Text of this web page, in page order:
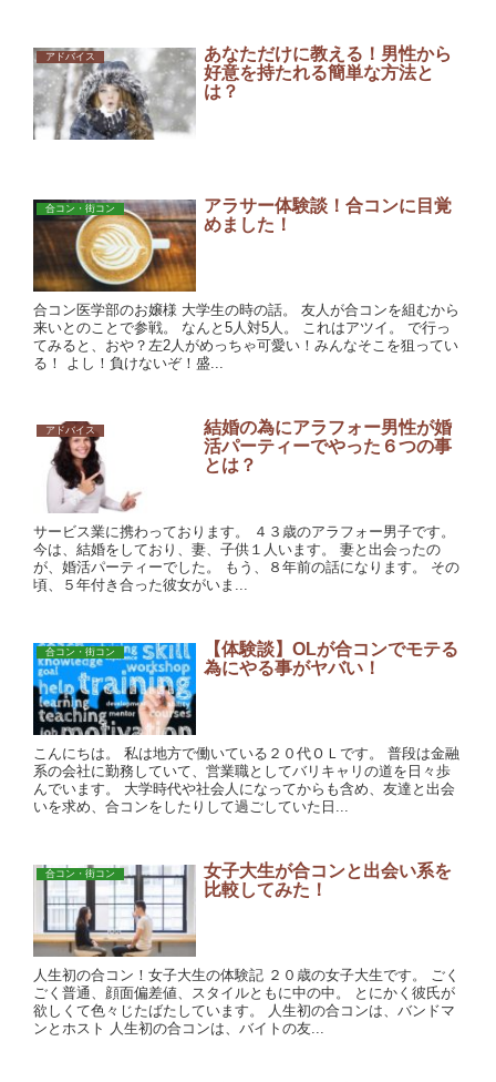
アドバイス
あなただけに教える！男性から
好意を持たれる簡単な方法と
は？
合コン・街コン
アラサー体験談！合コンに目覚
めました！
合コン医学部のお嬢様 大学生の時の話。 友人が合コンを組むから
来いとのことで参戦。 なんと5人対5人。 これはアツイ。 で行っ
てみると、おや？左2人がめっちゃ可愛い！みんなそこを狙ってい
る！ よし！負けないぞ！盛...
アドバイス
結婚の為にアラフォー男性が婚
活パーティーでやった６つの事
とは？
サービス業に携わっております。 ４３歳のアラフォー男子です。
今は、結婚をしており、妻、子供１人います。 妻と出会ったの
が、婚活パーティーでした。 もう、８年前の話になります。 その
頃、５年付き合った彼女がいま...
合コン・街コン
【体験談】OLが合コンでモテる
為にやる事がヤバい！
こんにちは。 私は地方で働いている２０代ＯＬです。 普段は金融
系の会社に勤務していて、営業職としてバリキャリの道を日々歩
んでいます。 大学時代や社会人になってからも含め、友達と出会
いを求め、合コンをしたりして過ごしていた日...
合コン・街コン
女子大生が合コンと出会い系を
比較してみた！
人生初の合コン！女子大生の体験記 ２０歳の女子大生です。 ごく
ごく普通、顔面偏差値、スタイルともに中の中。 とにかく彼氏が
欲しくて色々じたばたしています。 人生初の合コンは、バンドマ
ンとホスト 人生初の合コンは、バイトの友...